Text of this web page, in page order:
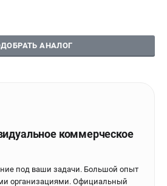
данных
АНАЛОГ
коммерческое
под ваши задачи. Большой опыт
организациями. Официальный